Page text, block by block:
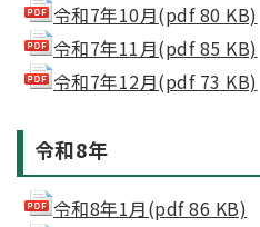
令和7年10月(pdf 80 KB)
令和7年11月(pdf 85 KB)
令和7年12月(pdf 73 KB)
令和8年
令和8年1月(pdf 86 KB)